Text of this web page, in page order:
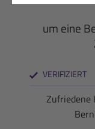
um eine
VERIFIZIERT
Zufriedene